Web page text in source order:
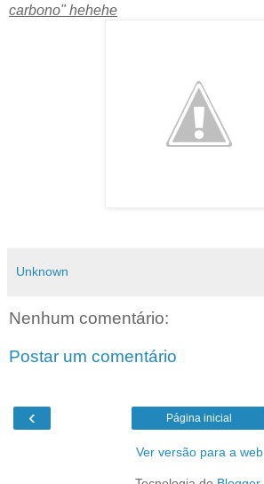
carbono" hehehe
Unknown
Nenhum comentário:
Postar um comentário
‹ Página inicial
Ver versão para a web